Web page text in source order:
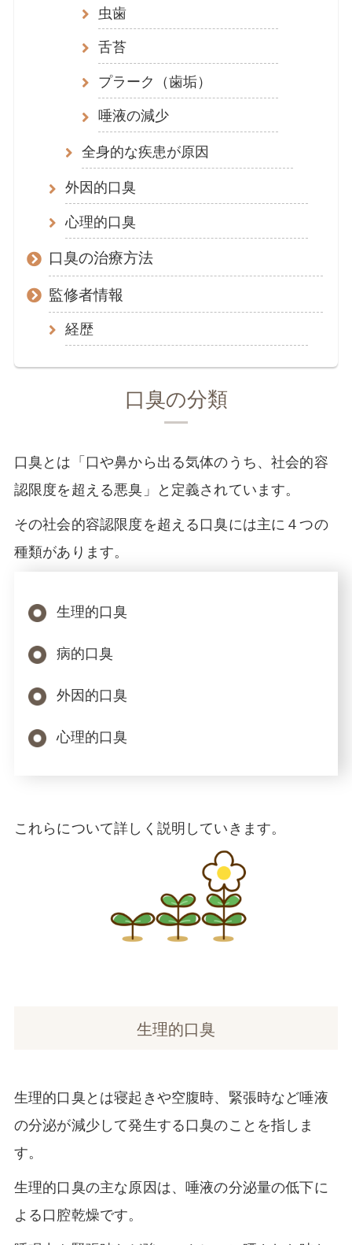
虫歯
舌苔
プラーク（歯垢）
唾液の減少
全身的な疾患が原因
外因的口臭
心理的口臭
口臭の治療方法
監修者情報
経歴
口臭の分類
口臭とは「口や鼻から出る気体のうち、社会的容
認限度を超える悪臭」と定義されています。
その社会的容認限度を超える口臭には主に４つの
種類があります。
生理的口臭
病的口臭
外因的口臭
心理的口臭
これらについて詳しく説明していきます。
生理的口臭
生理的口臭とは寝起きや空腹時、緊張時など唾液
の分泌が減少して発生する口臭のことを指しま
す。
生理的口臭の主な原因は、唾液の分泌量の低下に
よる口腔乾燥です。